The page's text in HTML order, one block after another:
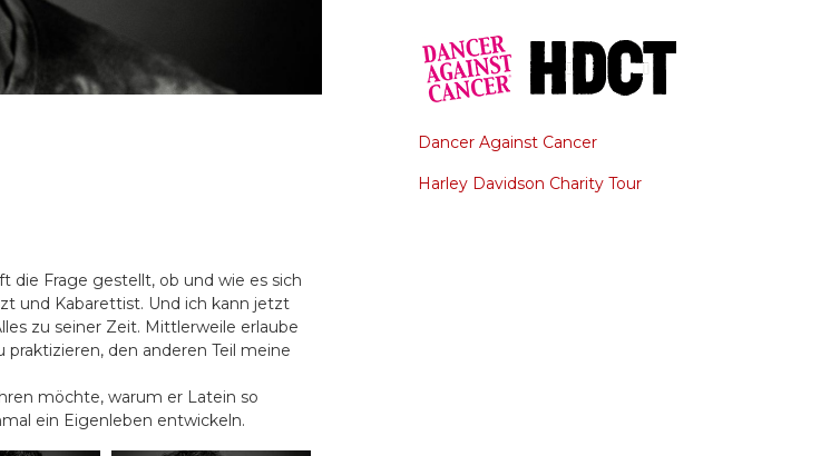
die Frage gestellt, ob und wie es sich
und Kabarettist. Und ich kann jetzt
zu seiner Zeit. Mittlerweile erlaube
praktizieren, den anderen Teil meine
möchte, warum er Latein so
ein Eigenleben entwickeln.
Dancer Against Cancer
Harley Davidson Charity Tour